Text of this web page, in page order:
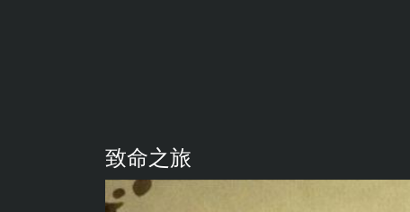
致命之旅